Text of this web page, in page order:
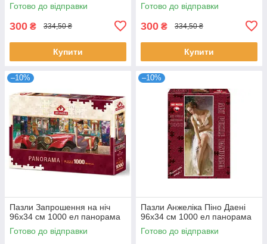
Готово до відправки
300 ₴ 334,50 ₴
Купити
Готово до відправки
300 ₴ 334,50 ₴
Купити
–10%
Пазли Запрошення на ніч
96х34 см 1000 ел панорама
Готово до відправки
–10%
Пазли Анжеліка Піно Даені
96х34 см 1000 ел панорама
Готово до відправки